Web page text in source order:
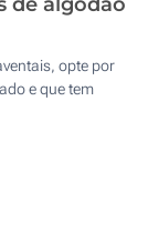
opte por
e que tem